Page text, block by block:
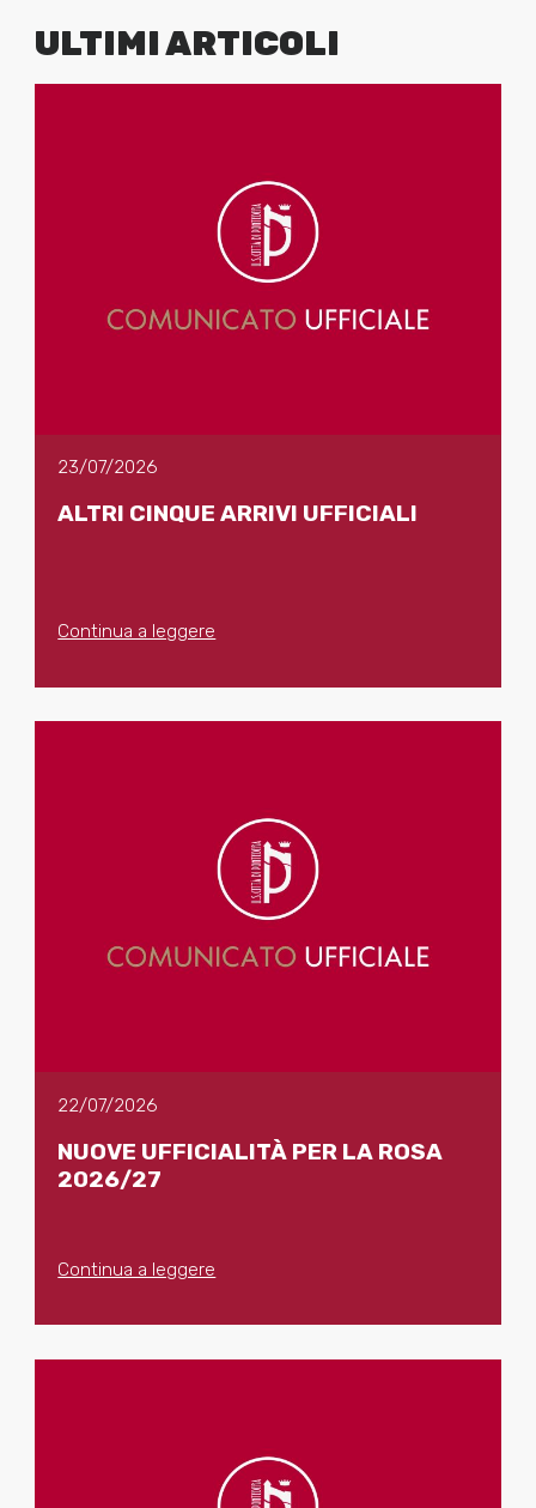
ULTIMI ARTICOLI
23/07/2026
ALTRI CINQUE ARRIVI UFFICIALI
Continua a leggere
22/07/2026
NUOVE UFFICIALITÀ PER LA ROSA
2026/27
Continua a leggere